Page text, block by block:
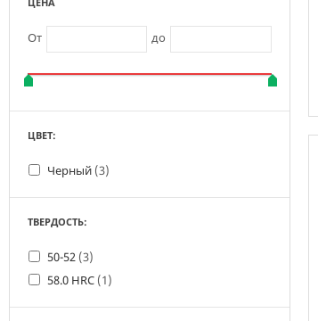
От до
ЦВЕТ:
Черный (3)
ТВЕРДОСТЬ:
50-52 (3)
58.0 HRC (1)